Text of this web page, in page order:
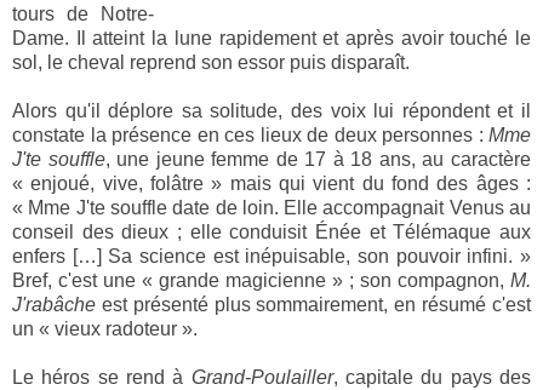
tours de Notre-
Dame. Il atteint la lune rapidement et après avoir touché le
sol, le cheval reprend son essor puis disparaît.
Alors qu'il déplore sa solitude, des voix lui répondent et il
constate la présence en ces lieux de deux personnes : Mme
J'te souffle, une jeune femme de 17 à 18 ans, au caractère
« enjoué, vive, folâtre » mais qui vient du fond des âges :
« Mme J'te souffle date de loin. Elle accompagnait Venus au
conseil des dieux ; elle conduisit Énée et Télémaque aux
enfers […] Sa science est inépuisable, son pouvoir infini. »
Bref, c'est une « grande magicienne » ; son compagnon, M.
J'rabâche est présenté plus sommairement, en résumé c'est
un « vieux radoteur ».
Le héros se rend à Grand-Poulailler, capitale du pays des